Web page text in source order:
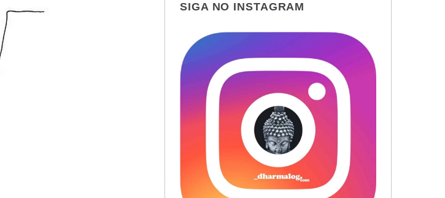
SIGA NO INSTAGRAM